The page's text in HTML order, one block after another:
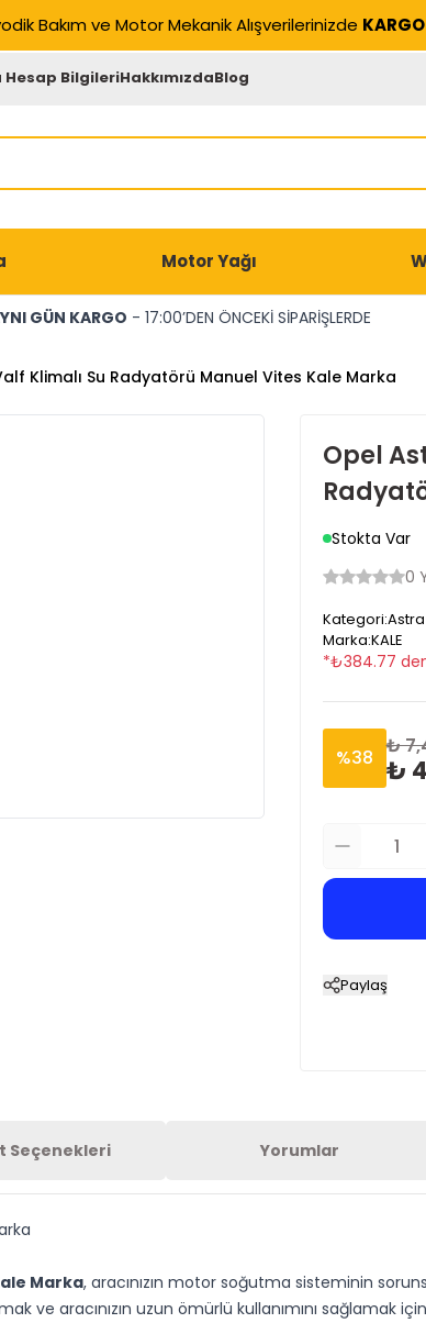
Bakım ve Motor Mekanik Alışverilerinizde
Hesap BilgileriHakkımızdaBlog
Motor Yağı
GÜN KARGO - 17:00’DEN ÖNCEKİ SİPARİŞLERDE
Klimalı Su Radyatörü Manuel Vites Kale Marka
Opel
Stokta Var
0
Kategori:
Marka:KALE
*₺384.77
%38 ₺
₺
Paylaş
Seçenekleri Yorumlar
Marka, aracınızın motor soğutma sisteminin
ve aracınızın uzun ömürlü kullanımını sağlamak